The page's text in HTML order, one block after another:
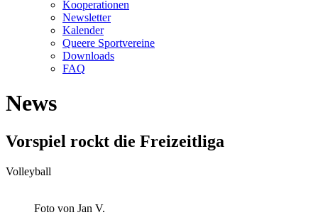
Kooperationen
Newsletter
Kalender
Queere Sportvereine
Downloads
FAQ
News
Vorspiel rockt die Freizeitliga
Volleyball
Foto von Jan V.